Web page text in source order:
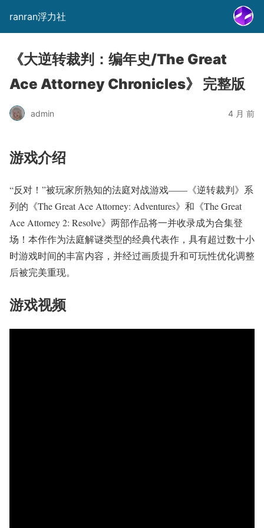
ranran浮力社
《大逆转裁判：编年史/The Great
Ace Attorney Chronicles》 完整版
admin 4 月 前
游戏介绍
“反对！”被玩家所熟知的法庭对战游戏——《逆转裁判》系
列的《The Great Ace Attorney: Adventures》和《The Great
Ace Attorney 2: Resolve》两部作品将一并收录成为合集登
场！本作作为法庭解谜类型的经典代表作，具有超过数十小
时游戏时间的丰富内容，并经过画质提升和可玩性优化调整
后被完美重现。
游戏视频